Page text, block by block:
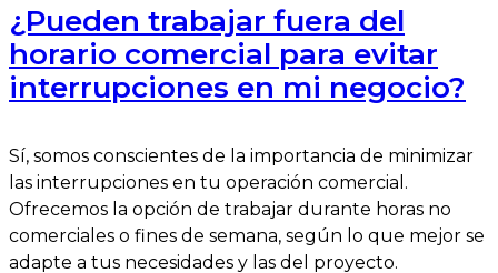
¿Pueden trabajar fuera del
horario comercial para evitar
interrupciones en mi negocio?
Sí, somos conscientes de la importancia de minimizar
las interrupciones en tu operación comercial.
Ofrecemos la opción de trabajar durante horas no
comerciales o fines de semana, según lo que mejor se
adapte a tus necesidades y las del proyecto.